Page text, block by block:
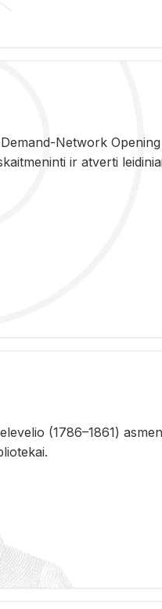
Ne­twork Ope­ning
ir at­ver­ti
(1786–1861)